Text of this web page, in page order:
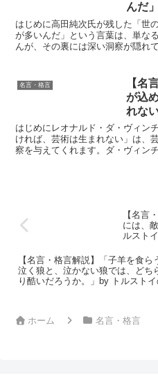
んだ
得ら
はじめに高田純次氏が残した「世
が多いんだ」という言葉は、単な
んが、その裏には深い洞察が隠れ
名言・格言
【名
が込
れな
深い
はじめにレオナルド・ダ・ヴィン
ければ、芸術は生まれない」は、
察を与えてくれます。ダ・ヴィン
【名言
には、
ルスト
【名言・格言解説】「子羊を食ら
泣く狼と、泣かない狼では、どち
り酷いだろうか。」by トルストイ
ホーム 名言・格言